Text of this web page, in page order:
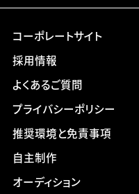
コーポレートサイト
採用情報
よくあるご質問
プライバシーポリシー
推奨環境と免責事項
自主制作
オーディション